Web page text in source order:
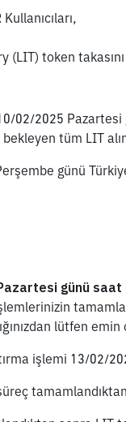
(LIT) token
02/2025
bekleyen tüm LIT
günü
günü saat
lütfen emin
işlemi 13/02/